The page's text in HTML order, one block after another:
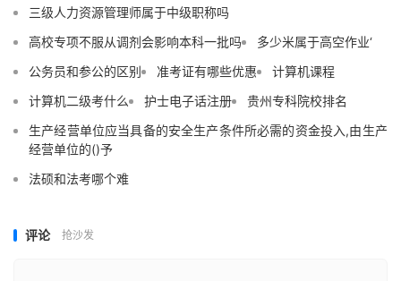
三级人力资源管理师属于中级职称吗
高校专项不服从调剂会影响本科一批吗
多少米属于高空作业‘
公务员和参公的区别
准考证有哪些优惠
计算机课程
计算机二级考什么
护士电子话注册
贵州专科院校排名
生产经营单位应当具备的安全生产条件所必需的资金投入,由生产
经营单位的()予
法硕和法考哪个难
评论 抢沙发